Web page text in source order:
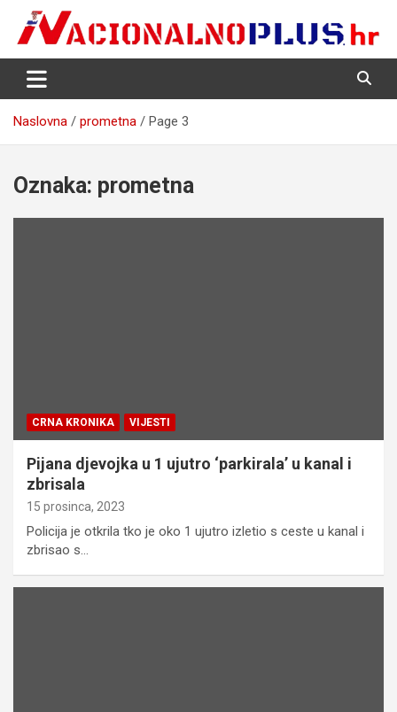
content
NacionalnoPlus.hr
Nacija želi znati više
Naslovna prometna Page 3
Oznaka: prometna
CRNA KRONIKA VIJESTI
Pijana djevojka u 1 ujutro ‘parkirala’ u kanal i
zbrisala
15 prosinca, 2023
Policija je otkrila tko je oko 1 ujutro izletio s ceste u kanal i
zbrisao s…